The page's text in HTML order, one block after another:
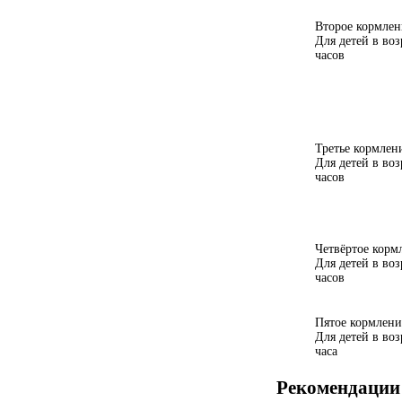
Второе
Для детей в
часов
Третье
Для детей в
часов
Четвёртое
Для детей в
часов
Пятое
Для детей в
часа